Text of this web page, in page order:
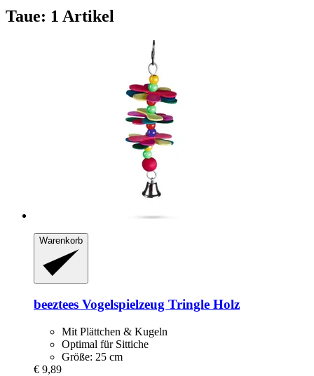
Taue: 1 Artikel
Warenkorb
beeztees Vogelspielzeug Tringle Holz
Mit Plättchen & Kugeln
Optimal für Sittiche
Größe: 25 cm
€ 9,89